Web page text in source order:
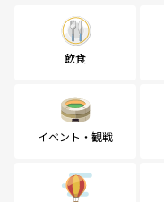
飲食
イベント・観戦